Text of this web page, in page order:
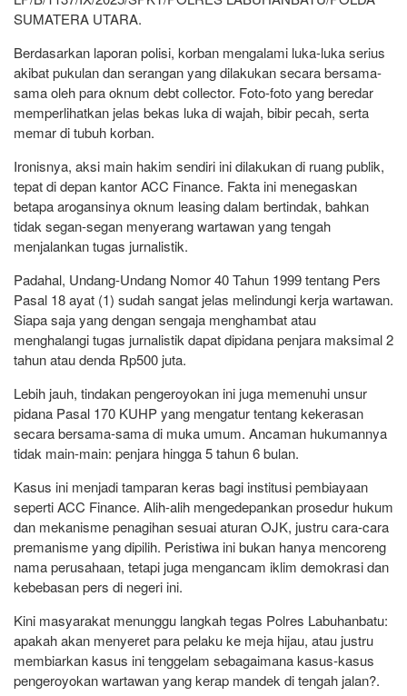
SUMATERA UTARA.
Berdasarkan laporan polisi, korban mengalami luka-luka serius
akibat pukulan dan serangan yang dilakukan secara bersama-
sama oleh para oknum debt collector. Foto-foto yang beredar
memperlihatkan jelas bekas luka di wajah, bibir pecah, serta
memar di tubuh korban.
Ironisnya, aksi main hakim sendiri ini dilakukan di ruang publik,
tepat di depan kantor ACC Finance. Fakta ini menegaskan
betapa arogansinya oknum leasing dalam bertindak, bahkan
tidak segan-segan menyerang wartawan yang tengah
menjalankan tugas jurnalistik.
Padahal, Undang-Undang Nomor 40 Tahun 1999 tentang Pers
Pasal 18 ayat (1) sudah sangat jelas melindungi kerja wartawan.
Siapa saja yang dengan sengaja menghambat atau
menghalangi tugas jurnalistik dapat dipidana penjara maksimal 2
tahun atau denda Rp500 juta.
Lebih jauh, tindakan pengeroyokan ini juga memenuhi unsur
pidana Pasal 170 KUHP yang mengatur tentang kekerasan
secara bersama-sama di muka umum. Ancaman hukumannya
tidak main-main: penjara hingga 5 tahun 6 bulan.
Kasus ini menjadi tamparan keras bagi institusi pembiayaan
seperti ACC Finance. Alih-alih mengedepankan prosedur hukum
dan mekanisme penagihan sesuai aturan OJK, justru cara-cara
premanisme yang dipilih. Peristiwa ini bukan hanya mencoreng
nama perusahaan, tetapi juga mengancam iklim demokrasi dan
kebebasan pers di negeri ini.
Kini masyarakat menunggu langkah tegas Polres Labuhanbatu:
apakah akan menyeret para pelaku ke meja hijau, atau justru
membiarkan kasus ini tenggelam sebagaimana kasus-kasus
pengeroyokan wartawan yang kerap mandek di tengah jalan?.